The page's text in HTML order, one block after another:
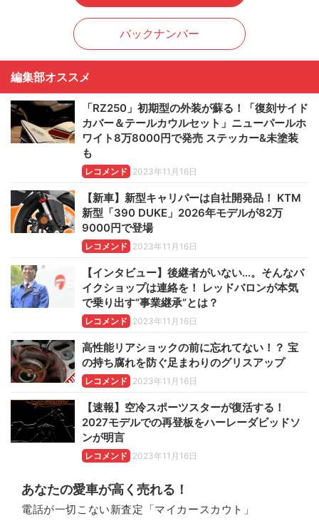
バックナンバー
編集部オススメ
「RZ250」初期型の外装が蘇る！「復刻サイド
カバー＆テールカウルセット」ニューパールホ
ワイト8万8000円で発売 ステッカー&未塗装
も
レコメンド 2023年11月16日
【新車】新型キャリパーは自社開発品！ KTM
新型「390 DUKE」2026年モデルが82万
9000円で登場
レコメンド 2023年11月16日
【インタビュー】後継者がいない…。そんなバ
イクショップは連絡を！ レッドバロンが本気
で乗り出す“事業継承”とは？
レコメンド 2023年11月16日
高性能リアショックの前に忘れてない！？ 宝
の持ち腐れを防ぐ足まわりのグリスアップ
レコメンド 2023年11月16日
【速報】空冷スポーツスターが復活する！
2027モデルでの再登板をハーレーダビッドソ
ンが明言
レコメンド 2023年11月16日
あなたの愛車が高く売れる！
電話が一切こない新査定「マイカースカウト」